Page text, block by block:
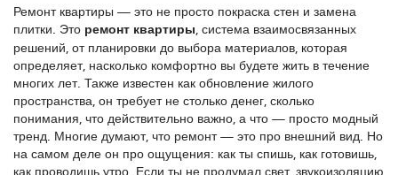
Ремонт квартиры — это не просто покраска стен и замена
плитки. Это ремонт квартиры, система взаимосвязанных
решений, от планировки до выбора материалов, которая
определяет, насколько комфортно вы будете жить в течение
многих лет. Также известен как обновление жилого
пространства, он требует не столько денег, сколько
понимания, что действительно важно, а что — просто модный
тренд. Многие думают, что ремонт — это про внешний вид. Но
на самом деле он про ощущения: как ты спишь, как готовишь,
как проводишь утро. Если ты не продумал свет, звукоизоляцию